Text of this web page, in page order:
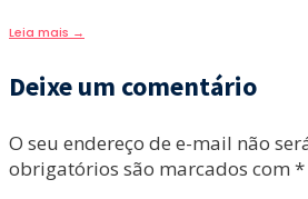
Leia mais →
Deixe um comentário
O seu endereço de e-mail não
obrigatórios são marcados com *